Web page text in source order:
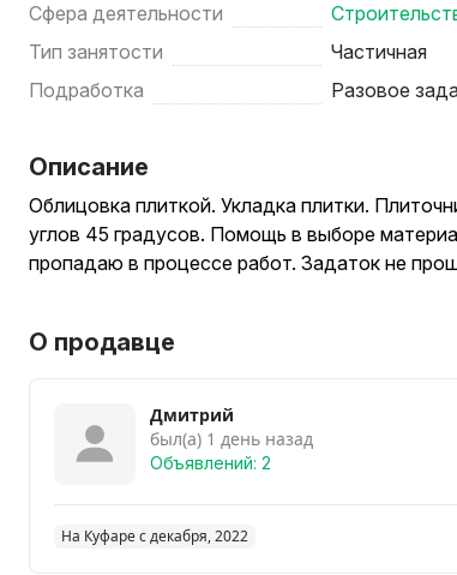
Сфера деятельности
Тип занятости
Частичная
Подработка
Разовое
Описание
Облицовка плиткой. Укладка плитки.
углов 45 градусов. Помощь в выборе
пропадаю в процессе работ. Задаток не
О продавце
Дмитрий
был(а) 1 день назад
Объявлений: 2
На Куфаре с декабря, 2022